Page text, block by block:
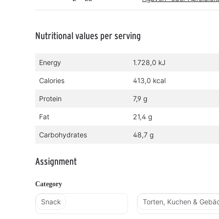
Nutritional values per serving
Energy 1.728,0 kJ
Calories 413,0 kcal
Protein 7,9 g
Fat 21,4 g
Carbohydrates 48,7 g
Assignment
Category
Snack Torten, Kuchen &